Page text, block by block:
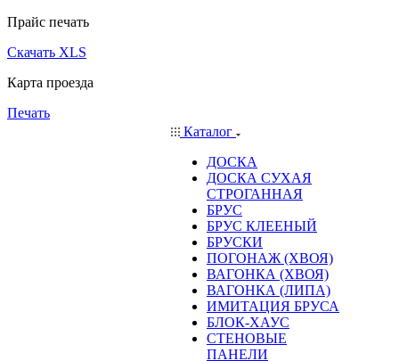
Прайс печать
Скачать XLS
Карта проезда
Печать
Каталог
ДОСКА
ДОСКА СУХАЯ
СТРОГАННАЯ
БРУС
БРУС КЛЕЕНЫЙ
БРУСКИ
ПОГОНАЖ (ХВОЯ)
ВАГОНКА (ХВОЯ)
ВАГОНКА (ЛИПА)
ИМИТАЦИЯ БРУСА
БЛОК-ХАУС
СТЕНОВЫЕ
ПАНЕЛИ